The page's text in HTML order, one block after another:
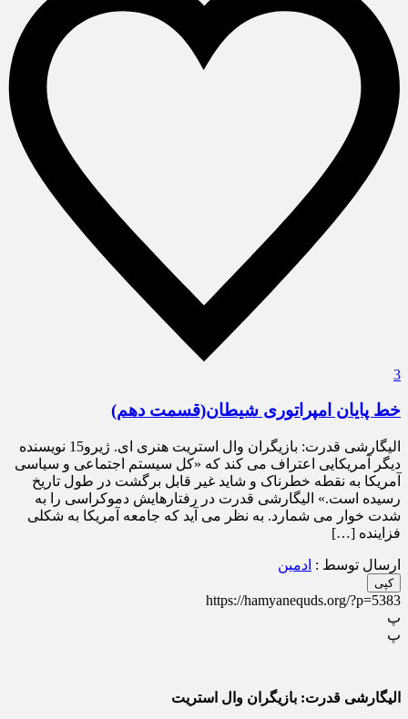
3
خط پایان امپراتوری شیطان(قسمت دهم)
الیگارشی قدرت: بازیگران وال استریت هنری ای. ژیرو15 نویسنده
دیگر آمریکایی اعتراف می کند که «کل سیستم اجتماعی و سیاسی
آمریکا به نقطه خطرناک و شاید غیر قابل برگشت در طول تاریخ
رسیده است.» الیگارشی قدرت در رفتارهایش دموکراسی را به
شدت خوار می شمارد. به نظر می آید که جامعه آمریکا به شکلی
فزاینده […]
ارسال توسط : ادمین
کپی
https://hamyanequds.org/?p=5383
پ
پ
الیگارشی قدرت: بازیگران وال استریت